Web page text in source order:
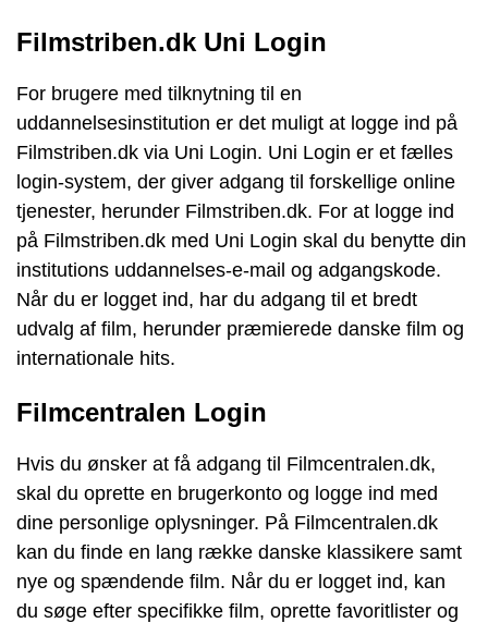
Filmstriben.dk Uni Login
For brugere med tilknytning til en
uddannelsesinstitution er det muligt at logge ind på
Filmstriben.dk via Uni Login. Uni Login er et fælles
login-system, der giver adgang til forskellige online
tjenester, herunder Filmstriben.dk. For at logge ind
på Filmstriben.dk med Uni Login skal du benytte din
institutions uddannelses-e-mail og adgangskode.
Når du er logget ind, har du adgang til et bredt
udvalg af film, herunder præmierede danske film og
internationale hits.
Filmcentralen Login
Hvis du ønsker at få adgang til Filmcentralen.dk,
skal du oprette en brugerkonto og logge ind med
dine personlige oplysninger. På Filmcentralen.dk
kan du finde en lang række danske klassikere samt
nye og spændende film. Når du er logget ind, kan
du søge efter specifikke film, oprette favoritlister og